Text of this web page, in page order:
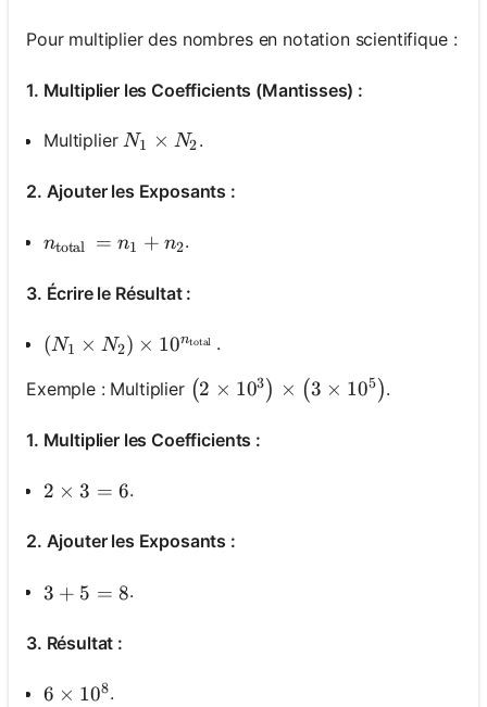
Pour multiplier des nombres en notation scientifique :
1. Multiplier les Coefficients (Mantisses) :
Multiplier N_1 \times N_2
N1 × N2.
2. Ajouter les Exposants :
n_{\text {total }}=n_1+n_2
ntotal = n1 + n2.
3. Écrire le Résultat :
\left(N_1 \times N_2\right) \times
(N1 × N2) × 10ntotal .
Exemple : Multiplier \left(2 \times 10^3\right)
(2 × 103) × (3 × 105 ).
1. Multiplier les Coefficients :
2 \times 3=6
2 × 3 = 6.
2. Ajouter les Exposants :
3+5=8
3 + 5 = 8.
3. Résultat :
6 \times 10^8
6 × 108.